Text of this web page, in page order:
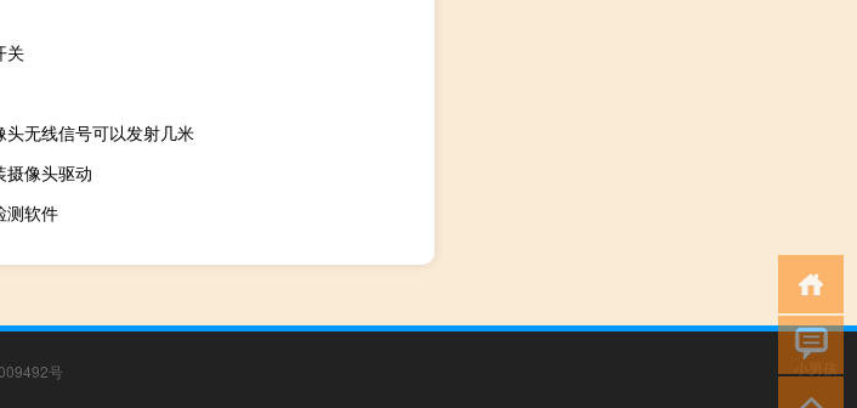
关
头无线信号可以发射几米
摄像头驱动
测软件
号
小男孩